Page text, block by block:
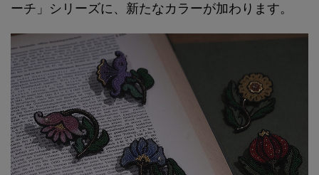
ーチ」シリーズに、新たなカラーが加わります。